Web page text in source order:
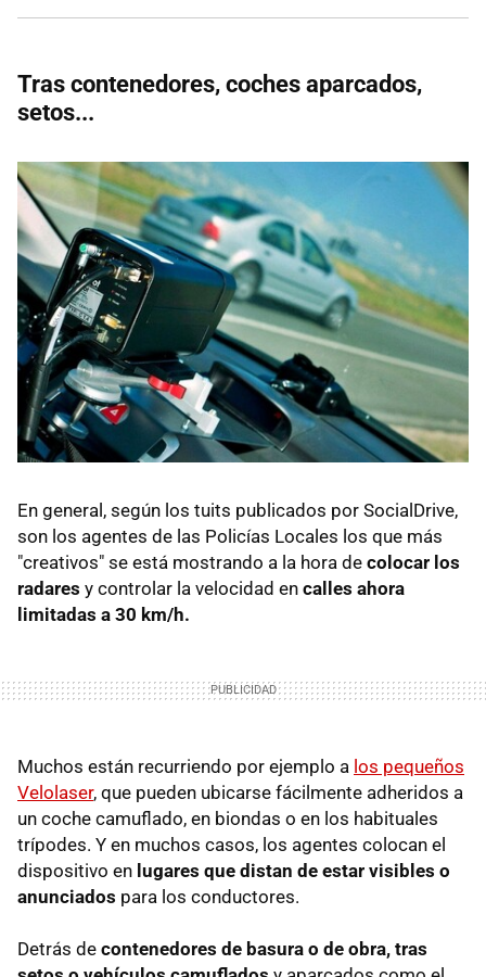
Tras contenedores, coches aparcados,
setos...
En general, según los tuits publicados por SocialDrive,
son los agentes de las Policías Locales los que más
"creativos" se está mostrando a la hora de colocar los
radares y controlar la velocidad en calles ahora
limitadas a 30 km/h.
Muchos están recurriendo por ejemplo a los pequeños
Velolaser, que pueden ubicarse fácilmente adheridos a
un coche camuflado, en biondas o en los habituales
trípodes. Y en muchos casos, los agentes colocan el
dispositivo en lugares que distan de estar visibles o
anunciados para los conductores.
Detrás de contenedores de basura o de obra, tras